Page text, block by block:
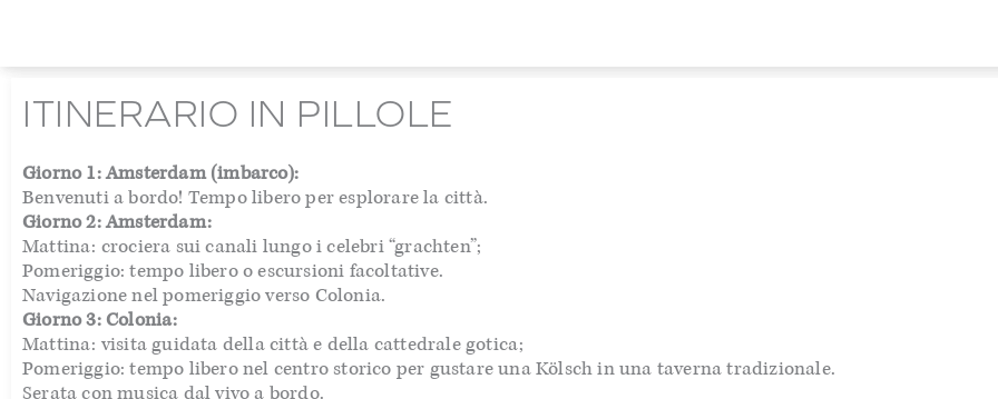
ITINERARIO IN PILLOLE
Giorno 1: Amsterdam (imbarco):
Benvenuti a bordo! Tempo libero per esplorare la città.
Giorno 2: Amsterdam:
Mattina: crociera sui canali lungo i celebri “grachten”;
Pomeriggio: tempo libero o escursioni facoltative.
Navigazione nel pomeriggio verso Colonia.
Giorno 3: Colonia:
Mattina: visita guidata della città e della cattedrale gotica;
Pomeriggio: tempo libero nel centro storico per gustare una Kölsch in una taverna tradizionale.
Serata con musica dal vivo a bordo.